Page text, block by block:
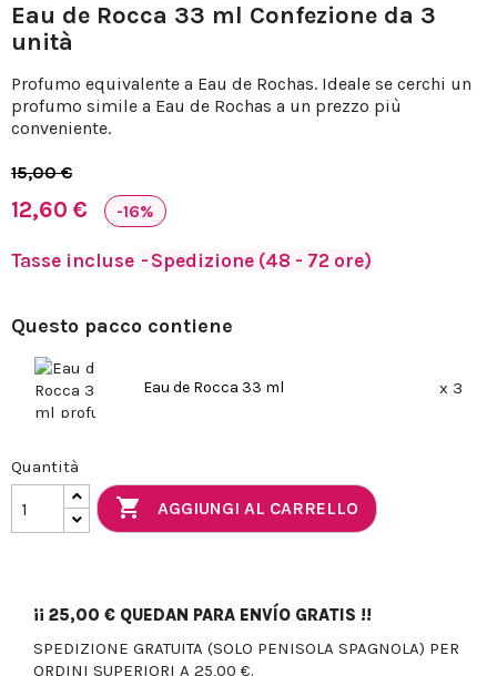
Eau de Rocca 33 ml Confezione da 3
unità
Profumo equivalente a Eau de Rochas. Ideale se cerchi un
profumo simile a Eau de Rochas a un prezzo più
conveniente.
15,00 €
12,60 € -16%
Tasse incluse Spedizione (48 - 72 ore)
Questo pacco contiene
Eau de Rocca 33 ml x 3
Quantità
 AGGIUNGI AL CARRELLO
¡¡ 25,00 € QUEDAN PARA ENVÍO GRATIS !!
SPEDIZIONE GRATUITA (SOLO PENISOLA SPAGNOLA) PER
ORDINI SUPERIORI A 25,00 €.